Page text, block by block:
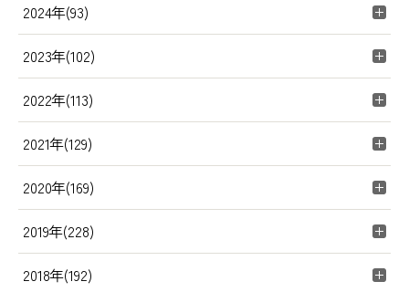
2024年(93)
2023年(102)
2022年(113)
2021年(129)
2020年(169)
2019年(228)
2018年(192)